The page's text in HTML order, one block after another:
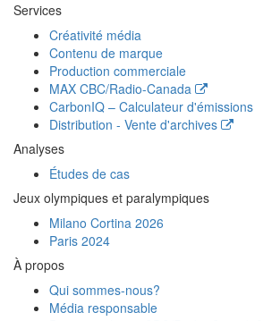
Services
Créativité média
Contenu de marque
Production commerciale
MAX CBC/Radio-Canada
CarbonIQ – Calculateur d'émissions
Distribution - Vente d'archives
Analyses
Études de cas
Jeux olympiques et paralympiques
Milano Cortina 2026
Paris 2024
À propos
Qui sommes-nous?
Média responsable